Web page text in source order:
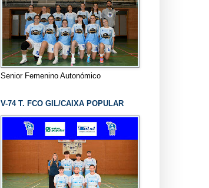
Senior Femenino Autonómico
V-74 T. FCO GIL/CAIXA POPULAR